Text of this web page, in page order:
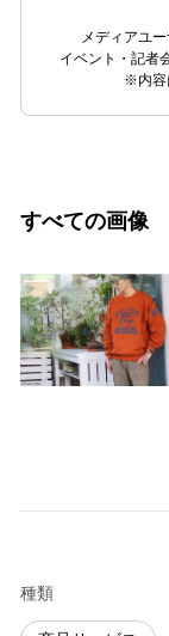
メディアユ
イベント・記者
※内容
すべての画像
種類